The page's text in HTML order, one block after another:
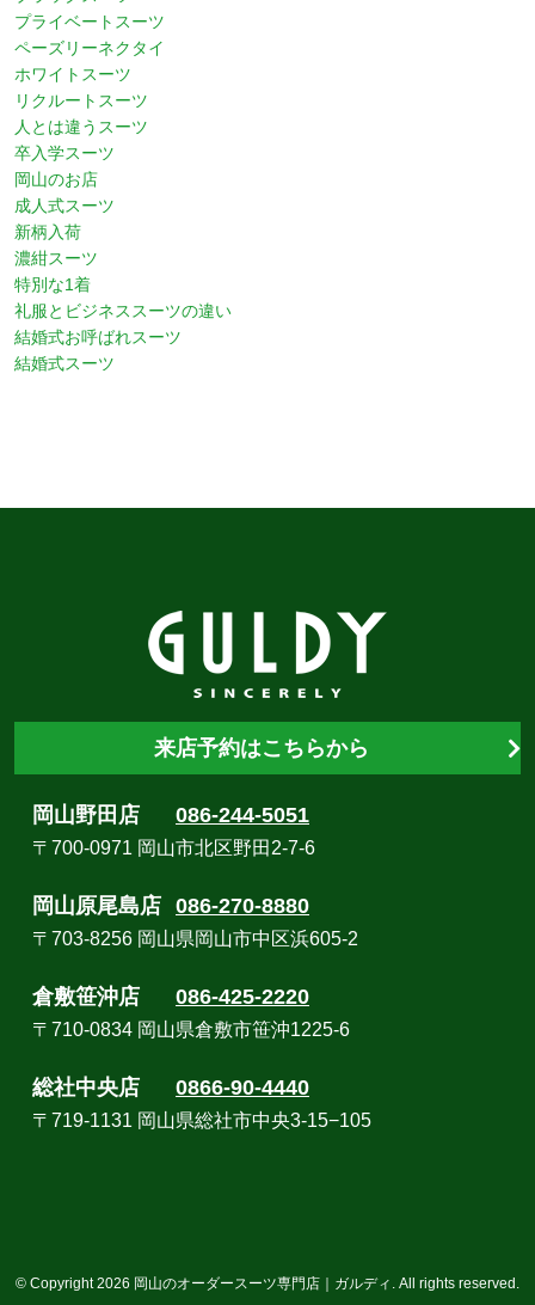
プライベートスーツ
ペーズリーネクタイ
ホワイトスーツ
リクルートスーツ
人とは違うスーツ
卒入学スーツ
岡山のお店
成人式スーツ
新柄入荷
濃紺スーツ
特別な1着
礼服とビジネススーツの違い
結婚式お呼ばれスーツ
結婚式スーツ
来店予約はこちらから
岡山野田店 086-244-5051
〒700-0971 岡山市北区野田2-7-6
岡山原尾島店 086-270-8880
〒703-8256 岡山県岡山市中区浜605-2
倉敷笹沖店 086-425-2220
〒710-0834 岡山県倉敷市笹沖1225-6
総社中央店 0866-90-4440
〒719-1131 岡山県総社市中央3-15−105
© Copyright 2026 岡山のオーダースーツ専門店｜ガルディ. All rights reserved.